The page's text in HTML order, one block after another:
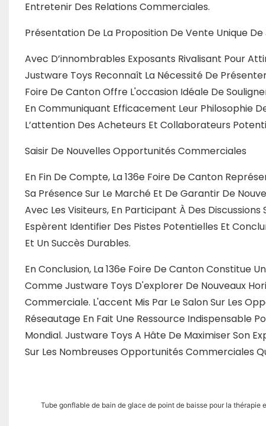
Entretenir Des Relations Commerciales.
Présentation De La Proposition De Vente Unique
Avec D’innombrables Exposants Rivalisant Pour
Justware Toys Reconnaît La Nécessité De
Foire De Canton Offre L'occasion Idéale De
En Communiquant Efficacement Leur Philosophie
L’attention Des Acheteurs Et Collaborateurs
Saisir De Nouvelles Opportunités Commerciales
En Fin De Compte, La 136e Foire De Canton
Sa Présence Sur Le Marché Et De Garantir De
Avec Les Visiteurs, En Participant À Des
Espèrent Identifier Des Pistes Potentielles Et
Et Un Succès Durables.
En Conclusion, La 136e Foire De Canton Constitue
Comme Justware Toys D'explorer De Nouveaux
Commerciale. L'accent Mis Par Le Salon Sur Les
Réseautage En Fait Une Ressource Indispensable
Mondial. Justware Toys A Hâte De Maximiser Son
Sur Les Nombreuses Opportunités Commerciales
Tube gonflable de bain de glace de point de baisse pour la thérapie